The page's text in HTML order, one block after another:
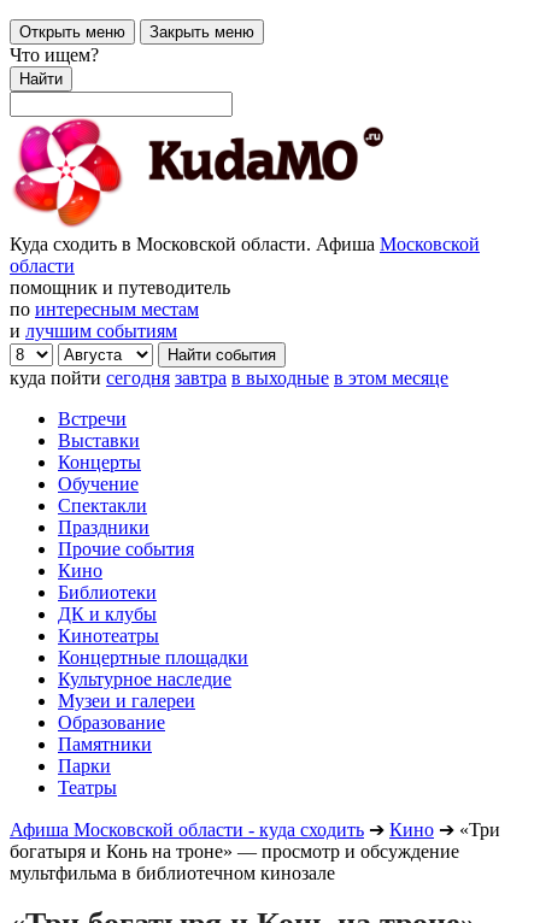
Открыть меню Закрыть меню
Что ищем?
Найти
Куда сходить в Московской области. Афиша Московской
области
помощник и путеводитель
по интересным местам
и лучшим событиям
куда пойти сегодня завтра в выходные в этом месяце
Встречи
Выставки
Концерты
Обучение
Спектакли
Праздники
Прочие события
Кино
Библиотеки
ДК и клубы
Кинотеатры
Концертные площадки
Культурное наследие
Музеи и галереи
Образование
Памятники
Парки
Театры
Афиша Московской области - куда сходить ➔ Кино ➔ «Три
богатыря и Конь на троне» — просмотр и обсуждение
мультфильма в библиотечном кинозале